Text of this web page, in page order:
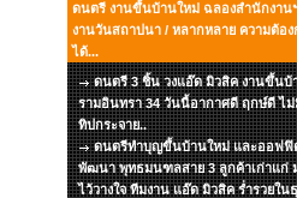
ดนตรี งานขึ้นบ้านใหม่ ฉลองสำนักงาน
งานวันสถาปนา / หลากหลาย ความต้อ
ได้...
ดนตรี 3 ชิ้น วงแอ๊ด มิวสิค งานขึ้นบ้
รามอินทรา 34 วันนี้อากาศดี ฤกษ์ดี ไม่
ทิปกระจาย..
ดนตรีทำบุญขึ้นบ้านใหม่ และออฟฟิต
พัฒนา พุทธมนฑลสาย 3 ลูกค้าเก่าแก่
ไว้วางใจ ทีมงาน แอ๊ด มิวสิค ร่ำรวยใ